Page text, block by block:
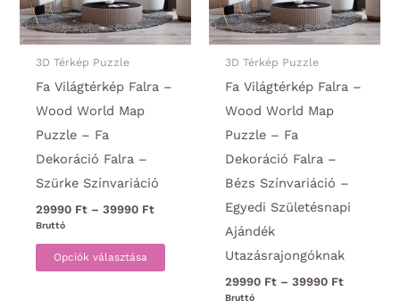
termékoldalon
választhatók
3D Térkép Puzzle
Fa Világtérkép Falra –
Wood World Map
Puzzle – Fa
Dekoráció Falra –
Szürke Színvariáció
29990 Ft – 39990 FtÁrtartomány:
Bruttó
Opciók választása
Ennek
a
terméknek
3D Térkép Puzzle
Fa Világtérkép Falra –
Wood World Map
Puzzle – Fa
Dekoráció Falra –
Bézs Színvariáció –
Egyedi Születésnapi
Ajándék
Utazásrajongóknak
29990 Ft – 39990 Ft
Bruttó